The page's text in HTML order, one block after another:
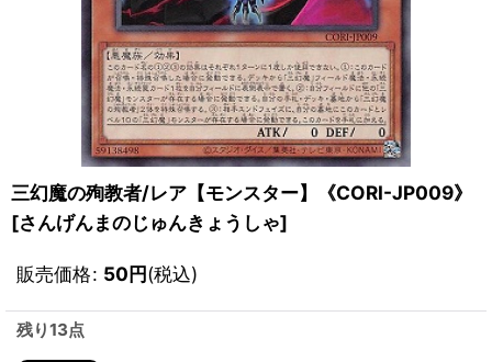
三幻魔の殉教者/レア【モンスター】《CORI-JP009》
[さんげんまのじゅんきょうしゃ]
販売価格: 50円(税込)
残り13点